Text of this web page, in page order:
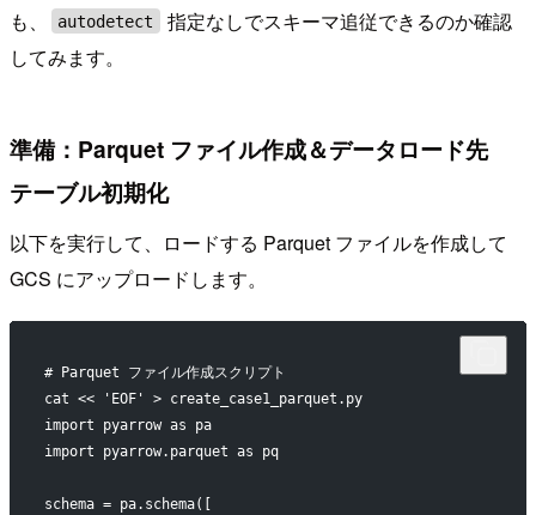
も、
autodetect
指定なしでスキーマ追従できるのか確認
してみます。
準備：Parquet ファイル作成＆データロード先
テーブル初期化
以下を実行して、ロードする Parquet ファイルを作成して
GCS にアップロードします。
# Parquet ファイル作成スクリプト
cat << 'EOF' > create_case1_parquet.py
import pyarrow as pa
import pyarrow.parquet as pq
schema = pa.schema([